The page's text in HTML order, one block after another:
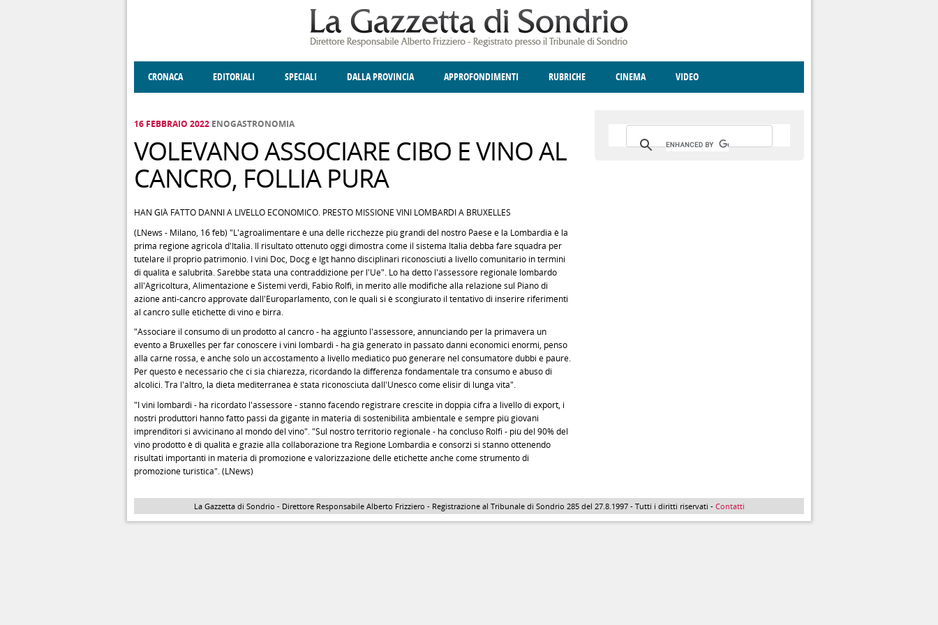
CRONACA EDITORIALI SPECIALI DALLA PROVINCIA APPROFONDIMENTI RUBRICHE CINEMA VIDEO
16 FEBBRAIO 2022 ENOGASTRONOMIA
VOLEVANO ASSOCIARE CIBO E VINO AL
CANCRO, FOLLIA PURA
HAN GIÀ FATTO DANNI A LIVELLO ECONOMICO. PRESTO MISSIONE VINI LOMBARDI A BRUXELLES
(LNews - Milano, 16 feb) "L'agroalimentare è una delle ricchezze più grandi del nostro Paese e la Lombardia è la
prima regione agricola d'Italia. Il risultato ottenuto oggi dimostra come il sistema Italia debba fare squadra per
tutelare il proprio patrimonio. I vini Doc, Docg e Igt hanno disciplinari riconosciuti a livello comunitario in termini
di qualità e salubrità. Sarebbe stata una contraddizione per l'Ue". Lo ha detto l'assessore regionale lombardo
all'Agricoltura, Alimentazione e Sistemi verdi, Fabio Rolfi, in merito alle modifiche alla relazione sul Piano di
azione anti-cancro approvate dall'Europarlamento, con le quali si è scongiurato il tentativo di inserire riferimenti
al cancro sulle etichette di vino e birra.
"Associare il consumo di un prodotto al cancro - ha aggiunto l'assessore, annunciando per la primavera un
evento a Bruxelles per far conoscere i vini lombardi - ha già generato in passato danni economici enormi, penso
alla carne rossa, e anche solo un accostamento a livello mediatico può generare nel consumatore dubbi e paure.
Per questo è necessario che ci sia chiarezza, ricordando la differenza fondamentale tra consumo e abuso di
alcolici. Tra l'altro, la dieta mediterranea è stata riconosciuta dall'Unesco come elisir di lunga vita".
"I vini lombardi - ha ricordato l'assessore - stanno facendo registrare crescite in doppia cifra a livello di export, i
nostri produttori hanno fatto passi da gigante in materia di sostenibilità ambientale e sempre più giovani
imprenditori si avvicinano al mondo del vino". "Sul nostro territorio regionale - ha concluso Rolfi - più del 90% del
vino prodotto è di qualità e grazie alla collaborazione tra Regione Lombardia e consorzi si stanno ottenendo
risultati importanti in materia di promozione e valorizzazione delle etichette anche come strumento di
promozione turistica". (LNews)
La Gazzetta di Sondrio - Direttore Responsabile Alberto Frizziero - Registrazione al Tribunale di Sondrio 285 del 27.8.1997 - Tutti i diritti riservati - Contatti